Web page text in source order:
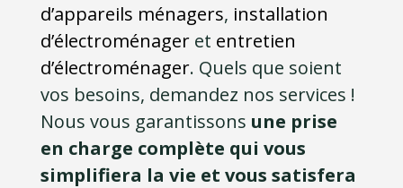
d’appareils ménagers, installation
d’électroménageret entretien
d’électroménager. Quels que soient
vos besoins, demandez nos services !
Nous vous garantissons une prise
en charge complète qui vous
simplifiera la vie et vous satisfera